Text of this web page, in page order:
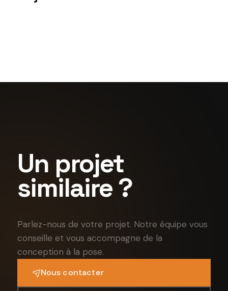
Signalétique
Un projet
similaire ?
Parlez-nous de votre projet. Notre équipe vous
conseille et vous accompagne de la
conception à la pose.
Nous contacter